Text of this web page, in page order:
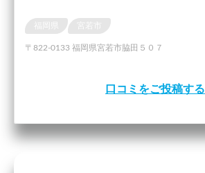
〒822-0133 福岡県宮若市脇田５０７
口コミをご投稿する